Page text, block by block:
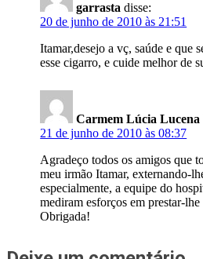
garrasta disse:
20 de junho de 2010 às 21:51
Itamar,desejo a vç, saúde e que
esse cigarro, e cuide melhor de
Carmem Lúcia Lucena
21 de junho de 2010 às 08:37
Agradeço todos os amigos que
meu irmão Itamar, externando-
especialmente, a equipe do
mediram esforços em prestar-
Obrigada!